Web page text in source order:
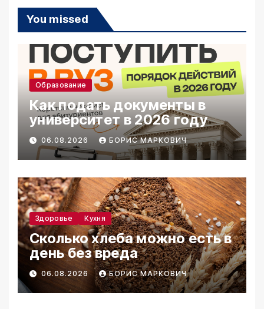
You missed
Образование
Как подать документы в
университет в 2026 году
06.08.2026 БОРИС МАРКОВИЧ
Здоровье Кухня
Сколько хлеба можно есть в
день без вреда
06.08.2026 БОРИС МАРКОВИЧ